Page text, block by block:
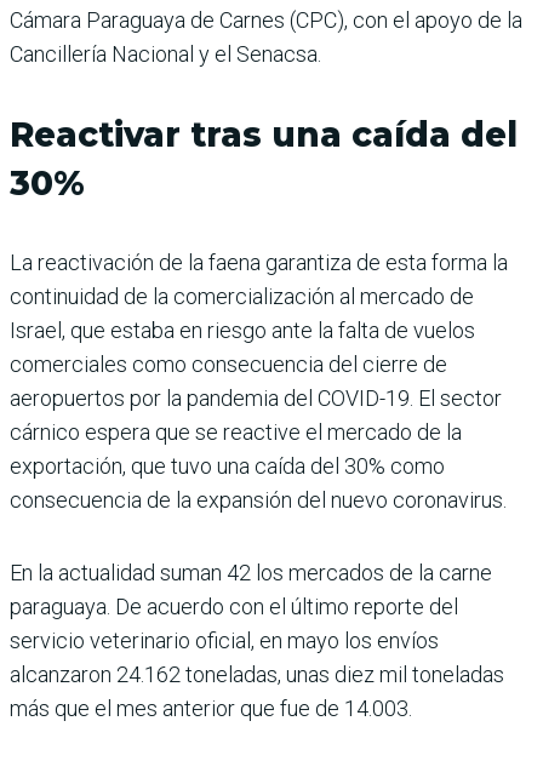
Cámara Paraguaya de Carnes (CPC), con el apoyo de la
Cancillería Nacional y el Senacsa.
Reactivar tras una caída del
30%
La reactivación de la faena garantiza de esta forma la
continuidad de la comercialización al mercado de
Israel, que estaba en riesgo ante la falta de vuelos
comerciales como consecuencia del cierre de
aeropuertos por la pandemia del COVID-19. El sector
cárnico espera que se reactive el mercado de la
exportación, que tuvo una caída del 30% como
consecuencia de la expansión del nuevo coronavirus.
En la actualidad suman 42 los mercados de la carne
paraguaya. De acuerdo con el último reporte del
servicio veterinario oficial, en mayo los envíos
alcanzaron 24.162 toneladas, unas diez mil toneladas
más que el mes anterior que fue de 14.003.